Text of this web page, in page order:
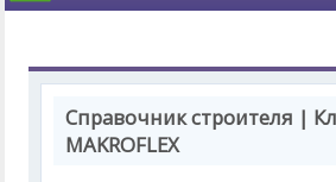
Справочник строителя |
MAKROFLEX